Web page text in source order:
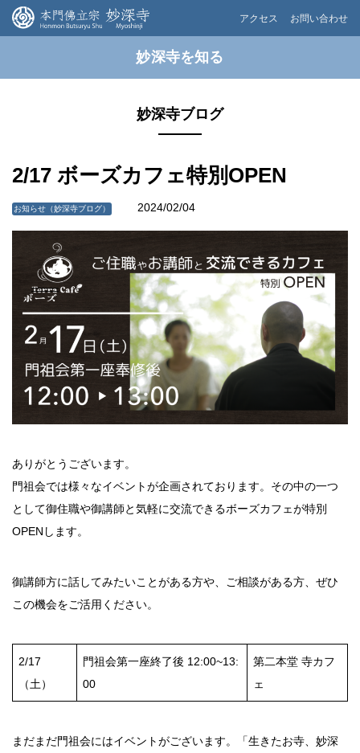
アクセス お問い合わせ
妙深寺を知る
妙深寺ブログ
2/17 ボーズカフェ特別OPEN
お知らせ（妙深寺ブログ） 2024/02/04
ありがとうございます。
門祖会では様々なイベントが企画されております。その中の一つ
として御住職や御講師と気軽に交流できるボーズカフェが特別
OPENします。
御講師方に話してみたいことがある方や、ご相談がある方、ぜひ
この機会をご活用ください。
2/17
（土）
門祖会第一座終了後 12:00~13:
00
第二本堂 寺カフ
ェ
まだまだ門祖会にはイベントがございます。「生きたお寺、妙深